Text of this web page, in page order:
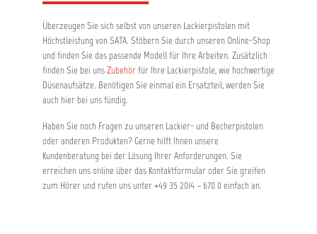
Überzeugen Sie sich selbst von unseren Lackierpistolen mit
Höchstleistung von SATA. Stöbern Sie durch unseren Online-Shop
und finden Sie das passende Modell für Ihre Arbeiten. Zusätzlich
finden Sie bei unsZubehörfür Ihre Lackierpistole, wie hochwertige
Düsenaufsätze. Benötigen Sie einmal ein Ersatzteil, werden Sie
auch hier bei uns fündig.
Haben Sie noch Fragen zu unseren Lackier- und Becherpistolen
oder anderen Produkten? Gerne hilft Ihnen unsere
Kundenberatung bei der Lösung Ihrer Anforderungen. Sie
erreichen uns online über das Kontaktformular oder Sie greifen
zum Hörer und rufen uns unter +49 35 2014 – 670 0 einfach an.